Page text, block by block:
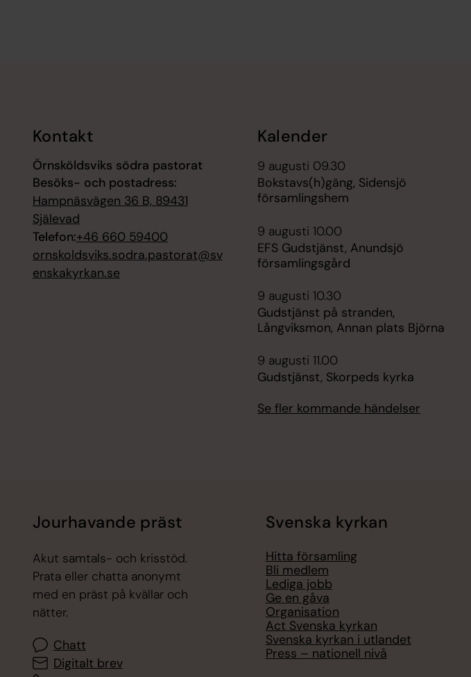
Kontakt
Örnsköldsviks södra pastorat
Besöks- och postadress:
Hampnäsvägen 36 B, 89431
Själevad
Telefon:+46 660 59400
ornskoldsviks.sodra.pastorat@sv
enskakyrkan.se
Kalender
9 augusti 09.30
Bokstavs(h)gäng, Sidensjö
församlingshem
9 augusti 10.00
EFS Gudstjänst, Anundsjö
församlingsgård
9 augusti 10.30
Gudstjänst på stranden,
Långviksmon, Annan plats Björna
9 augusti 11.00
Gudstjänst, Skorpeds kyrka
Se fler kommande händelser
Jourhavande präst
Akut samtals- och krisstöd.
Prata eller chatta anonymt
med en präst på kvällar och
nätter.
Chatt
Digitalt brev
Svenska kyrkan
Hitta församling
Bli medlem
Lediga jobb
Ge en gåva
Organisation
Act Svenska kyrkan
Svenska kyrkan i utlandet
Press – nationell nivå